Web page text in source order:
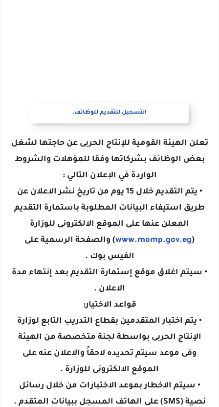
التسجيل للتقديم للوظائف.
تعلن الهيئة القومية للإنتاج الحربى عن حاجتها لشغل
بعض الوظائف بشركاتها وفقا للمؤهلات والشروط
الواردة في الإعلان التالي :
• يتم التقديم خلال 15 يوم من تاريخ نشر الاعلان عن
طريق استيفاء البيانات المطلوبة باستمارة التقديم
المعلن عنها على الموقع الالكترونى للوزارة
(
www.momp.gov.eg) والصفحة الرسمية على
الفيس بوك .
• سيتم اغلاق موقع إستمارة التقديم بعد إنتهاء مدة
الاعلان .
قواعد الاختيار:
• يتم اختبار المتقدمين بقطاع التدريب التابع لوزارة
الإنتاج الحربى بواسطة لجنة متخصصة من الهيئة
وفى موعد سيتم تحديده لاحقاً والاعلان عنه على
الموقع الالكترونى للوزارة .
• سيتم الاخطار بموعد الاختبارات من خلال رسائل
نصية (SMS) على الهاتف المسجل ببيانات المتقدم .